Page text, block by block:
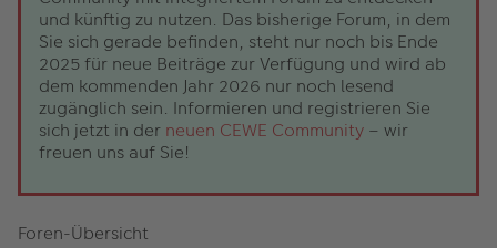
und künftig zu nutzen. Das bisherige Forum, in dem
Sie sich gerade befinden, steht nur noch bis Ende
2025 für neue Beiträge zur Verfügung und wird ab
dem kommenden Jahr 2026 nur noch lesend
zugänglich sein. Informieren und registrieren Sie
sich jetzt in der neuen CEWE Community – wir
freuen uns auf Sie!
Foren-Übersicht